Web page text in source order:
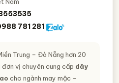
781 281
Trung – Đà Nẵng hơn 20
đơn vị chuyên cung cấp dây
cho ngành may mặc –